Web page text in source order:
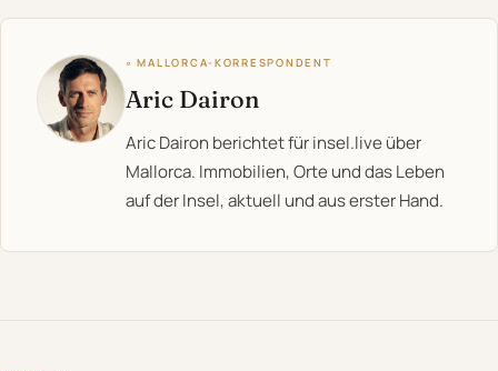
◦ MALLORCA-KORRESPONDENT
Aric Dairon
Aric Dairon berichtet für insel.live über
Mallorca. Immobilien, Orte und das Leben
auf der Insel, aktuell und aus erster Hand.